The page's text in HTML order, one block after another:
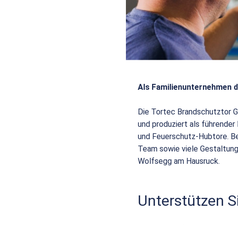
Als Familienunternehmen
Die Tortec Brandschutztor
und produziert als
und Feuerschutz-Hubtore.
Team sowie viele
Wolfsegg am Hausruck.
Unterstützen